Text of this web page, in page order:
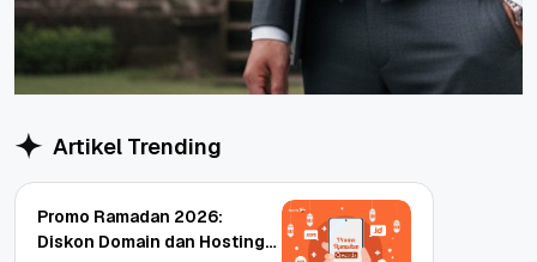
Artikel Trending
Promo Ramadan 2026:
Diskon Domain dan Hosting